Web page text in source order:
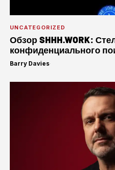
UNCATEGORIZED
Обзор SHHH.WORK:
конфиденциального
Barry Davies·